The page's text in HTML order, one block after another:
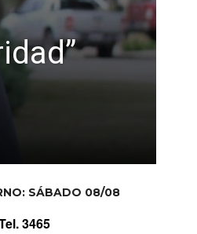
SÁBADO 08/08
3465